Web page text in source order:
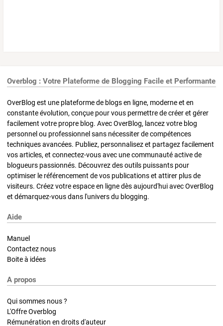
Overblog : Votre Plateforme de Blogging Facile et Performante
OverBlog est une plateforme de blogs en ligne, moderne et en
constante évolution, conçue pour vous permettre de créer et gérer
facilement votre propre blog. Avec OverBlog, lancez votre blog
personnel ou professionnel sans nécessiter de compétences
techniques avancées. Publiez, personnalisez et partagez facilement
vos articles, et connectez-vous avec une communauté active de
blogueurs passionnés. Découvrez des outils puissants pour
optimiser le référencement de vos publications et attirer plus de
visiteurs. Créez votre espace en ligne dès aujourd'hui avec OverBlog
et démarquez-vous dans l'univers du blogging.
Aide
Manuel
Contactez nous
Boite à idées
A propos
Qui sommes nous ?
L'Offre Overblog
Rémunération en droits d'auteur